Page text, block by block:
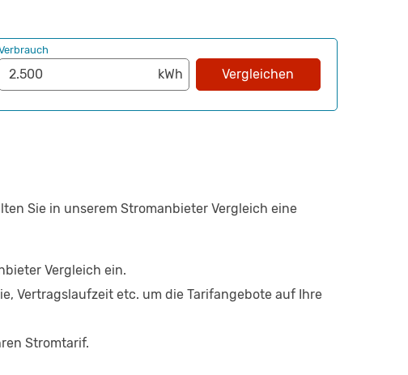
Vergleichen
Sie in unserem Stromanbieter Vergleich eine
Vergleich ein.
Vertragslaufzeit etc. um die Tarifangebote auf Ihre
Stromtarif.